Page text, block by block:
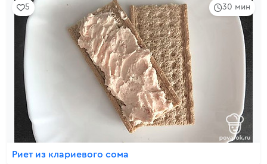
30 мин
5
Риет из клариевого сома